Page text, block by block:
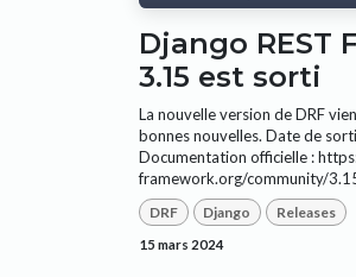
Django REST
3.15 est sorti
La nouvelle version de DRF
bonnes nouvelles. Date de
Documentation officielle :
framework.org/community/
DRF Django Releases
15 mars 2024